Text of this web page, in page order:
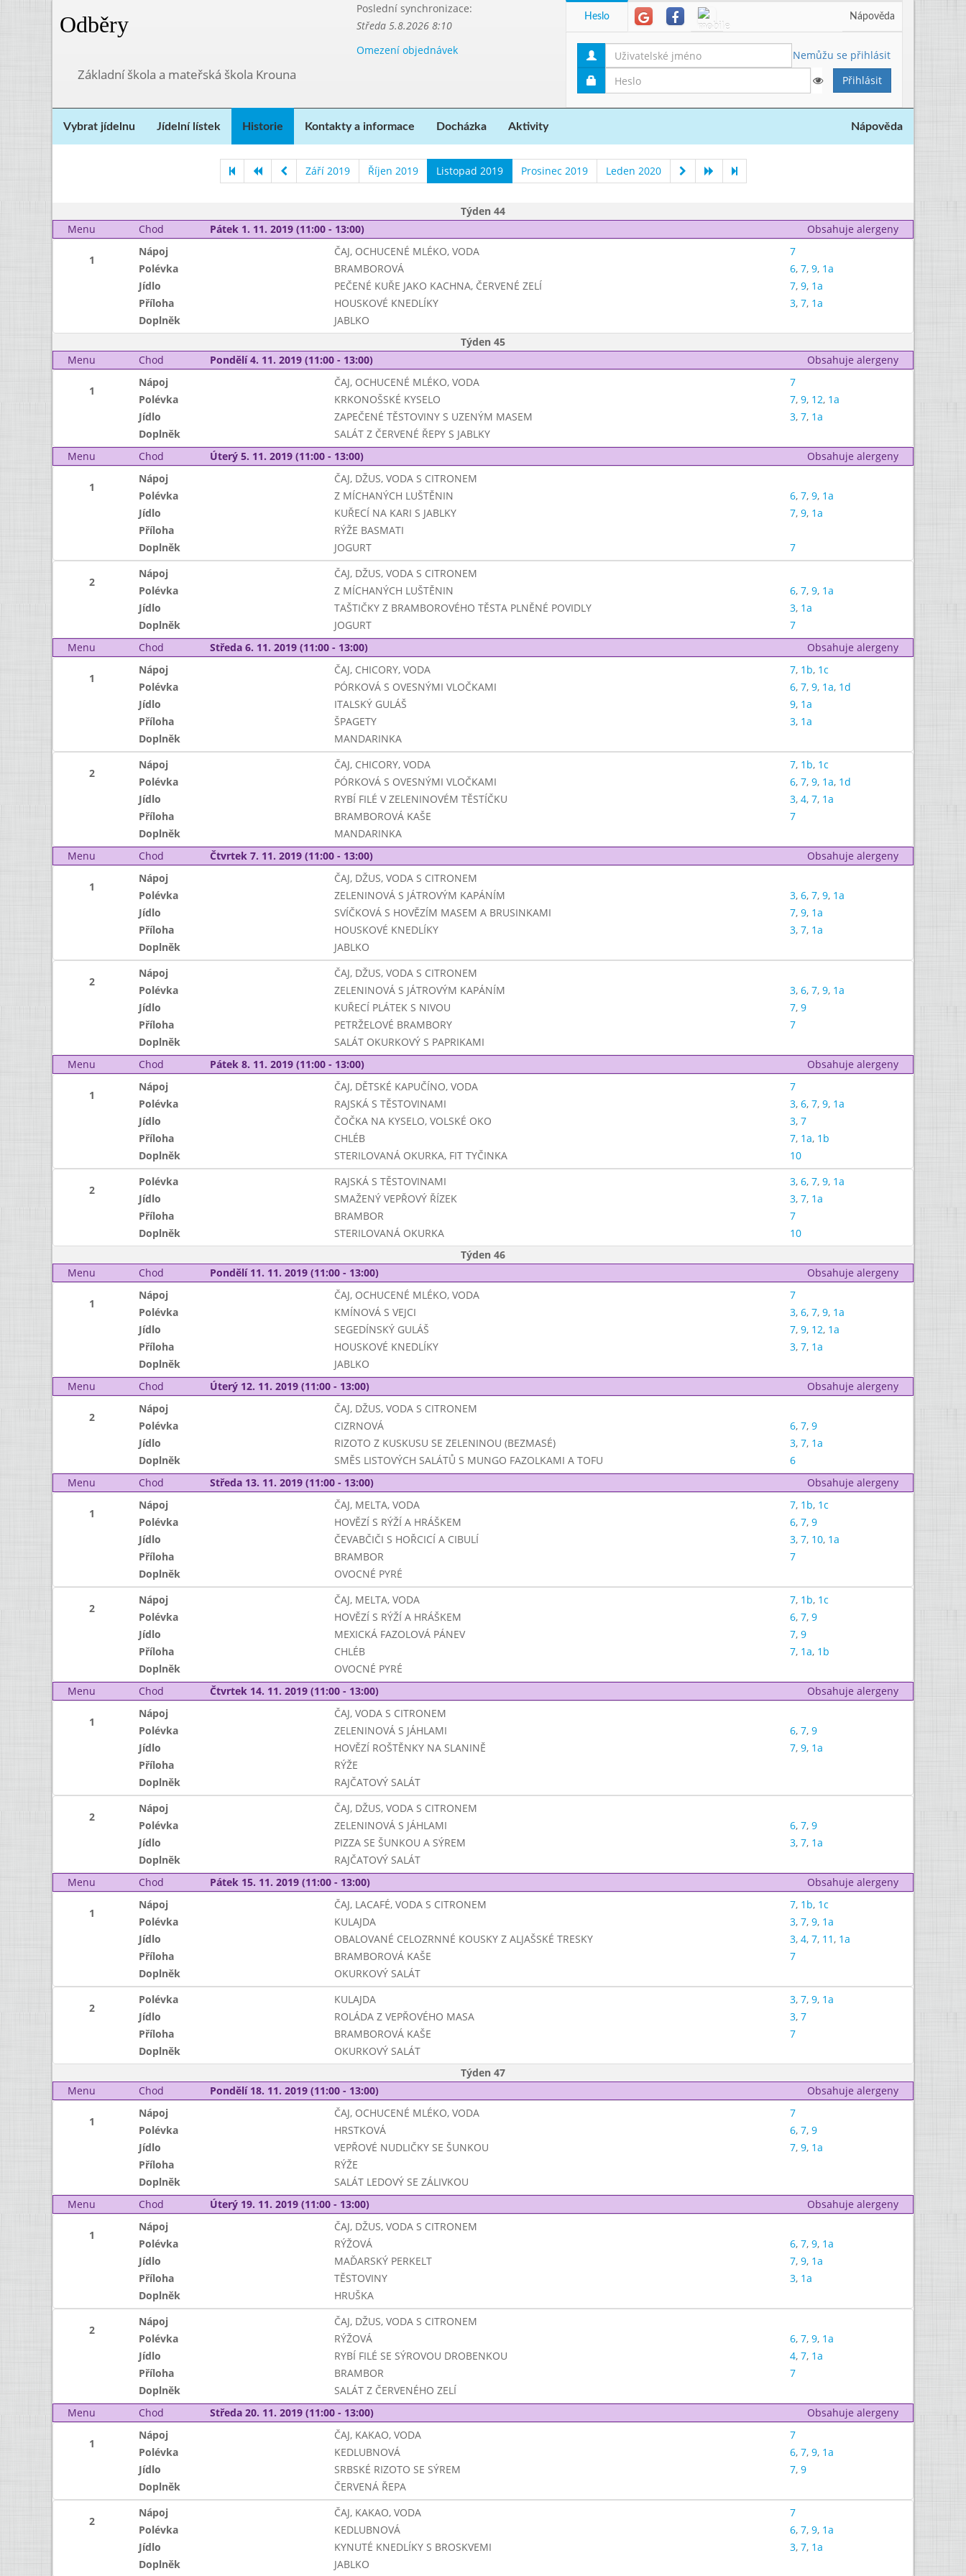
Odběry
Poslední synchronizace:
Středa 5.8.2026 8:10
Omezení objednávek
Základní škola a mateřská škola Krouna
Heslo Nápověda
Nemůžu se přihlásit
Vybrat jídelnu Jídelní lístek Historie Kontakty a informace Docházka Aktivity Nápověda
Září 2019 Říjen 2019 Listopad 2019 Prosinec 2019 Leden 2020
Týden 44
Menu
Chod Pátek 1. 11. 2019 (11:00 - 13:00) Obsahuje alergeny
1
Nápoj ČAJ, OCHUCENÉ MLÉKO, VODA
7
Polévka
BRAMBOROVÁ 6, 7, 9, 1a
Jídlo
PEČENÉ KUŘE JAKO KACHNA, ČERVENÉ ZELÍ 7, 9, 1a
Příloha
HOUSKOVÉ KNEDLÍKY 3, 7, 1a
Doplněk
JABLKO
Týden 45
Menu
Chod Pondělí 4. 11. 2019 (11:00 - 13:00) Obsahuje alergeny
1
Nápoj ČAJ, OCHUCENÉ MLÉKO, VODA
7
Polévka
KRKONOŠSKÉ KYSELO 7, 9, 12, 1a
Jídlo
ZAPEČENÉ TĚSTOVINY S UZENÝM MASEM 3, 7, 1a
Doplněk
SALÁT Z ČERVENÉ ŘEPY S JABLKY
Menu
Chod Úterý 5. 11. 2019 (11:00 - 13:00) Obsahuje alergeny
1
Nápoj
ČAJ, DŽUS, VODA S CITRONEM
Polévka
Z MÍCHANÝCH LUŠTĚNIN 6, 7, 9, 1a
Jídlo
KUŘECÍ NA KARI S JABLKY 7, 9, 1a
Příloha
RÝŽE BASMATI
Doplněk
JOGURT 7
2
Nápoj
ČAJ, DŽUS, VODA S CITRONEM
Polévka
Z MÍCHANÝCH LUŠTĚNIN 6, 7, 9, 1a
Jídlo
TAŠTIČKY Z BRAMBOROVÉHO TĚSTA PLNĚNÉ POVIDLY 3, 1a
Doplněk
JOGURT
7
Menu
Chod Středa 6. 11. 2019 (11:00 - 13:00) Obsahuje alergeny
1
Nápoj ČAJ, CHICORY, VODA 7, 1b, 1c
Polévka
PÓRKOVÁ S OVESNÝMI VLOČKAMI 6, 7, 9, 1a, 1d
Jídlo
ITALSKÝ GULÁŠ 9, 1a
Příloha
ŠPAGETY 3, 1a
Doplněk
MANDARINKA
2
Nápoj ČAJ, CHICORY, VODA 7, 1b, 1c
Polévka
PÓRKOVÁ S OVESNÝMI VLOČKAMI 6, 7, 9, 1a, 1d
Jídlo
RYBÍ FILÉ V ZELENINOVÉM TĚSTÍČKU 3, 4, 7, 1a
Příloha
BRAMBOROVÁ KAŠE
7
Doplněk
MANDARINKA
Menu
Chod Čtvrtek 7. 11. 2019 (11:00 - 13:00) Obsahuje alergeny
1
Nápoj
ČAJ, DŽUS, VODA S CITRONEM
Polévka
ZELENINOVÁ S JÁTROVÝM KAPÁNÍM 3, 6, 7, 9, 1a
Jídlo
SVÍČKOVÁ S HOVĚZÍM MASEM A BRUSINKAMI 7, 9, 1a
Příloha
HOUSKOVÉ KNEDLÍKY 3, 7, 1a
Doplněk
JABLKO
2
Nápoj
ČAJ, DŽUS, VODA S CITRONEM
Polévka
ZELENINOVÁ S JÁTROVÝM KAPÁNÍM 3, 6, 7, 9, 1a
Jídlo
KUŘECÍ PLÁTEK S NIVOU 7, 9
Příloha
PETRŽELOVÉ BRAMBORY
7
Doplněk
SALÁT OKURKOVÝ S PAPRIKAMI
Menu
Chod Pátek 8. 11. 2019 (11:00 - 13:00) Obsahuje alergeny
1
Nápoj ČAJ, DĚTSKÉ KAPUČÍNO, VODA
7
Polévka
RAJSKÁ S TĚSTOVINAMI 3, 6, 7, 9, 1a
Jídlo
ČOČKA NA KYSELO, VOLSKÉ OKO 3, 7
Příloha
CHLÉB 7, 1a, 1b
Doplněk
STERILOVANÁ OKURKA, FIT TYČINKA 10
2
Polévka RAJSKÁ S TĚSTOVINAMI 3, 6, 7, 9, 1a
Jídlo
SMAŽENÝ VEPŘOVÝ ŘÍZEK 3, 7, 1a
Příloha
BRAMBOR
7
Doplněk
STERILOVANÁ OKURKA
10
Týden 46
Menu
Chod Pondělí 11. 11. 2019 (11:00 - 13:00) Obsahuje alergeny
1
Nápoj ČAJ, OCHUCENÉ MLÉKO, VODA
7
Polévka
KMÍNOVÁ S VEJCI 3, 6, 7, 9, 1a
Jídlo
SEGEDÍNSKÝ GULÁŠ 7, 9, 12, 1a
Příloha
HOUSKOVÉ KNEDLÍKY 3, 7, 1a
Doplněk
JABLKO
Menu
Chod Úterý 12. 11. 2019 (11:00 - 13:00) Obsahuje alergeny
2
Nápoj
ČAJ, DŽUS, VODA S CITRONEM
Polévka
CIZRNOVÁ 6, 7, 9
Jídlo
RIZOTO Z KUSKUSU SE ZELENINOU (BEZMASÉ) 3, 7, 1a
Doplněk
SMĚS LISTOVÝCH SALÁTŮ S MUNGO FAZOLKAMI A TOFU
6
Menu
Chod Středa 13. 11. 2019 (11:00 - 13:00) Obsahuje alergeny
1
Nápoj ČAJ, MELTA, VODA 7, 1b, 1c
Polévka
HOVĚZÍ S RÝŽÍ A HRÁŠKEM 6, 7, 9
Jídlo
ČEVABČIČI S HOŘCICÍ A CIBULÍ 3, 7, 10, 1a
Příloha
BRAMBOR
7
Doplněk
OVOCNÉ PYRÉ
2
Nápoj ČAJ, MELTA, VODA 7, 1b, 1c
Polévka
HOVĚZÍ S RÝŽÍ A HRÁŠKEM 6, 7, 9
Jídlo
MEXICKÁ FAZOLOVÁ PÁNEV 7, 9
Příloha
CHLÉB 7, 1a, 1b
Doplněk
OVOCNÉ PYRÉ
Menu
Chod Čtvrtek 14. 11. 2019 (11:00 - 13:00) Obsahuje alergeny
1
Nápoj
ČAJ, VODA S CITRONEM
Polévka
ZELENINOVÁ S JÁHLAMI 6, 7, 9
Jídlo
HOVĚZÍ ROŠTĚNKY NA SLANINĚ 7, 9, 1a
Příloha
RÝŽE
Doplněk
RAJČATOVÝ SALÁT
2
Nápoj
ČAJ, DŽUS, VODA S CITRONEM
Polévka
ZELENINOVÁ S JÁHLAMI 6, 7, 9
Jídlo
PIZZA SE ŠUNKOU A SÝREM 3, 7, 1a
Doplněk
RAJČATOVÝ SALÁT
Menu
Chod Pátek 15. 11. 2019 (11:00 - 13:00) Obsahuje alergeny
1
Nápoj ČAJ, LACAFÉ, VODA S CITRONEM 7, 1b, 1c
Polévka
KULAJDA 3, 7, 9, 1a
Jídlo
OBALOVANÉ CELOZRNNÉ KOUSKY Z ALJAŠSKÉ TRESKY 3, 4, 7, 11, 1a
Příloha
BRAMBOROVÁ KAŠE
7
Doplněk
OKURKOVÝ SALÁT
2
Polévka KULAJDA 3, 7, 9, 1a
Jídlo
ROLÁDA Z VEPŘOVÉHO MASA 3, 7
Příloha
BRAMBOROVÁ KAŠE
7
Doplněk
OKURKOVÝ SALÁT
Týden 47
Menu
Chod Pondělí 18. 11. 2019 (11:00 - 13:00) Obsahuje alergeny
1
Nápoj ČAJ, OCHUCENÉ MLÉKO, VODA
7
Polévka
HRSTKOVÁ 6, 7, 9
Jídlo
VEPŘOVÉ NUDLIČKY SE ŠUNKOU 7, 9, 1a
Příloha
RÝŽE
Doplněk
SALÁT LEDOVÝ SE ZÁLIVKOU
Menu
Chod Úterý 19. 11. 2019 (11:00 - 13:00) Obsahuje alergeny
1
Nápoj
ČAJ, DŽUS, VODA S CITRONEM
Polévka
RÝŽOVÁ 6, 7, 9, 1a
Jídlo
MAĎARSKÝ PERKELT 7, 9, 1a
Příloha
TĚSTOVINY 3, 1a
Doplněk
HRUŠKA
2
Nápoj
ČAJ, DŽUS, VODA S CITRONEM
Polévka
RÝŽOVÁ 6, 7, 9, 1a
Jídlo
RYBÍ FILÉ SE SÝROVOU DROBENKOU 4, 7, 1a
Příloha
BRAMBOR
7
Doplněk
SALÁT Z ČERVENÉHO ZELÍ
Menu
Chod Středa 20. 11. 2019 (11:00 - 13:00) Obsahuje alergeny
1
Nápoj ČAJ, KAKAO, VODA
7
Polévka
KEDLUBNOVÁ 6, 7, 9, 1a
Jídlo
SRBSKÉ RIZOTO SE SÝREM 7, 9
Doplněk
ČERVENÁ ŘEPA
2
Nápoj ČAJ, KAKAO, VODA
7
Polévka
KEDLUBNOVÁ 6, 7, 9, 1a
Jídlo
KYNUTÉ KNEDLÍKY S BROSKVEMI 3, 7, 1a
Doplněk
JABLKO